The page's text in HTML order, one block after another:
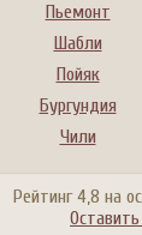
Пьемонт
Шабли
Пойяк
Бургундия
Чили
Рейтинг4,8 на